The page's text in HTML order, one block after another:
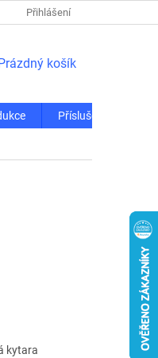
Přihlášení
košík
Příslušenství
kytara